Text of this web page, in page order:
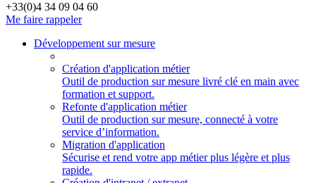
+33(0)4 34 09 04 60
Me faire rappeler
Développement sur mesure
Création d'application métier
Outil de production sur mesure livré clé en main avec
formation et support.
Refonte d'application métier
Outil de production sur mesure, connecté à votre
service d’information.
Migration d'application
Sécurise et rend votre app métier plus légère et plus
rapide.